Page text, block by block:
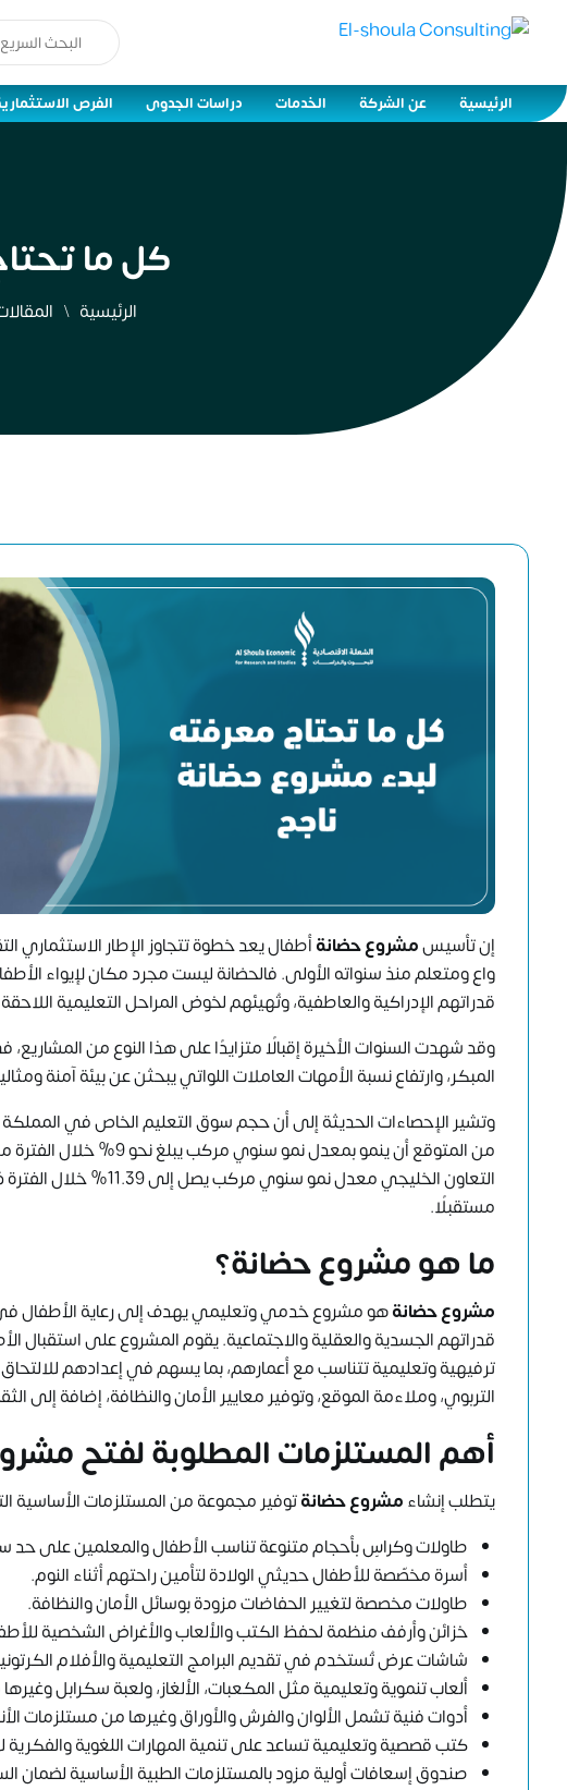
الرئيسية عن الشركة الخدمات دراسات الجدوى الفرص
كل ما
الرئيسية
إن تأسيسمشروع حضانةأطفال يعد خطوة تتجاوز الإطار الاستثماري
واعٍ ومتعلم منذ سنواته الأولى. فالحضانة ليست مجرد مكان لإيواء
قدراتهم الإدراكية والعاطفية، وتُهيئهم لخوض المراحل التعليمية
وقد شهدت السنوات الأخيرة إقبالًا متزايدًا على هذا النوع من
المبكر، وارتفاع نسبة الأمهات العاملات اللواتي يبحثن عن بيئة آمنة
وتشير الإحصاءات الحديثة إلى أن حجم سوق التعليم الخاص في
التعاون الخليجي معدل
مستقبلًا.
ما هو مشروع حضانة؟
مشروع حضانةهو مشروع خدمي وتعليمي يهدف إلى رعاية الأطفال في
قدراتهم الجسدية والعقلية والاجتماعية. يقوم المشروع على استقبال
ترفيهية وتعليمية تتناسب مع أعمارهم، بما يسهم في إعدادهم للالتحاق
التربوي، وملاءمة الموقع، وتوفير معايير الأمان والنظافة، إضافة إلى
أهم المستلزمات المطلوبة لفتح
يتطلب إنشاءمشروع حضانةتوفير مجموعة من المستلزمات الأساسية
طاولات وكراسٍ بأحجام متنوعة تناسب الأطفال والمعلمين على حد
أسرة مخصّصة للأطفال حديثي الولادة لتأمين راحتهم أثناء النوم.
طاولات مخصصة لتغيير الحفاضات مزودة بوسائل الأمان والنظافة.
خزائن وأرفف منظمة لحفظ الكتب والألعاب والأغراض الشخصية
شاشات عرض تُستخدم في تقديم البرامج التعليمية والأفلام
ألعاب تنموية وتعليمية مثل المكعبات، الألغاز، ولعبة سكرابل
أدوات فنية تشمل الألوان والفرش والأوراق وغيرها من مستلزمات
كتب قصصية وتعليمية تساعد على تنمية المهارات اللغوية والفكرية
صندوق إسعافات أولية مزود بالمستلزمات الطبية الأساسية لضمان